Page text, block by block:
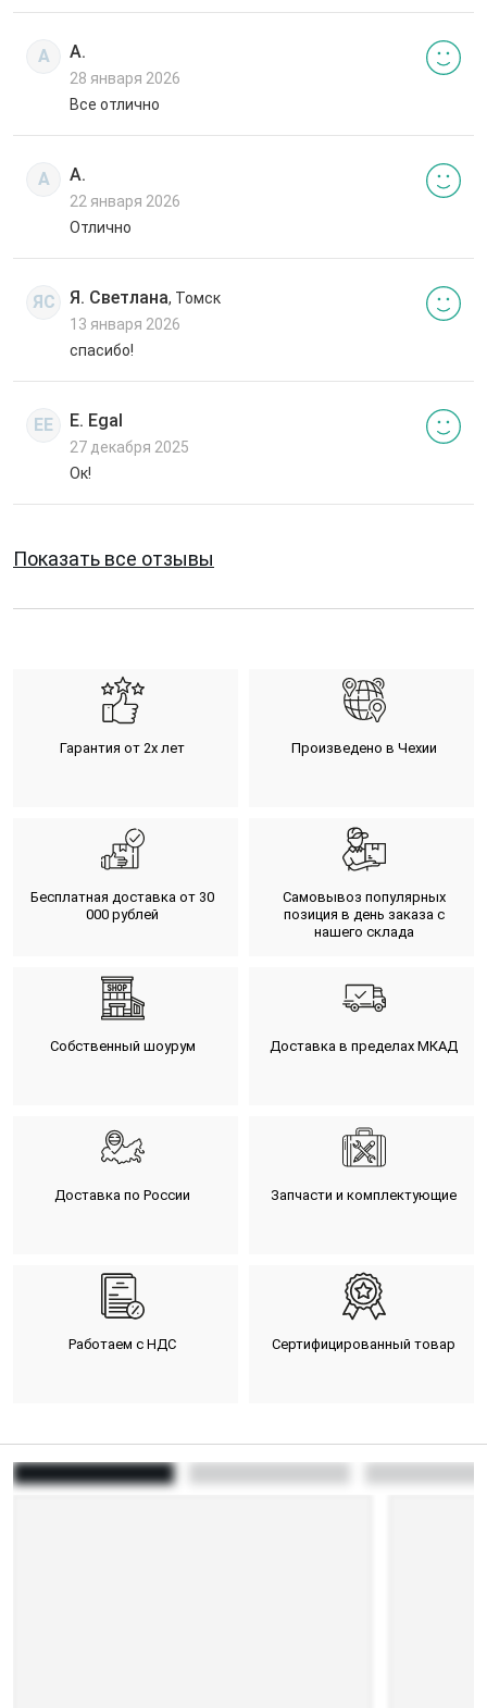
А А.
28 января 2026
Все отлично
А А.
22 января 2026
Отлично
ЯС Я. Светлана, Томск
13 января 2026
спасибо!
EE E. Egal
27 декабря 2025
Ок!
Показать все отзывы
Гарантия от 2х лет Произведено в Чехии
Бесплатная доставка от 30
000 рублей
Самовывоз популярных
позиция в день заказа с
нашего склада
Собственный шоурум Доставка в пределах МКАД
Доставка по России Запчасти и комплектующие
Работаем с НДС Сертифицированный товар